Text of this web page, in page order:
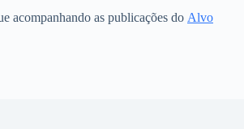
acompanhando as publicações do Alvo